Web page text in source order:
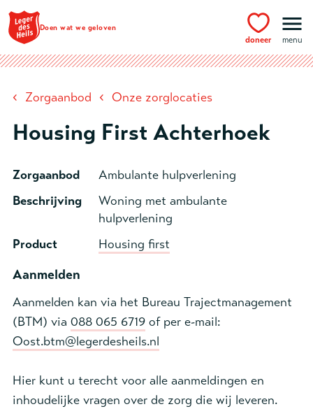
Ga naar hoofdinhoud
Doen wat we geloven
doneer menu
‹ Zorgaanbod ‹ Onze zorglocaties
Housing First Achterhoek
Zorgaanbod
Ambulante hulpverlening
Beschrijving
Woning met ambulante
hulpverlening
Product
Housing first
Aanmelden
Aanmelden kan via het Bureau Trajectmanagement
(BTM) via 088 065 6719 of per e-mail:
Oost.btm@legerdesheils.nl
Hier kunt u terecht voor alle aanmeldingen en
inhoudelijke vragen over de zorg die wij leveren.